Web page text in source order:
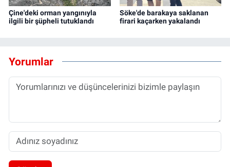
Çine'deki orman yangınıyla
ilgili bir şüpheli tutuklandı
Söke'de barakaya saklanan
firari kaçarken yakalandı
Yorumlar